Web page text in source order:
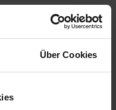
Über Cookies